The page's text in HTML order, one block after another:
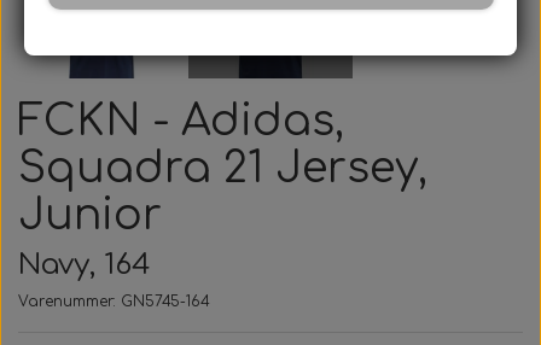
FCKN - Adidas,
Squadra 21 Jersey,
Junior
Navy, 164
Varenummer: GN5745-164